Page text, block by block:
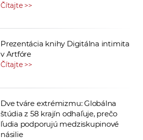
Čítajte >>
Prezentácia knihy Digitálna intimita
v Artfóre
Čítajte >>
Dve tváre extrémizmu: Globálna
štúdia z 58 krajín odhaľuje, prečo
ľudia podporujú medziskupinové
násilie